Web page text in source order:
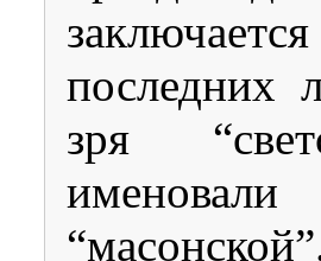
последних
зря